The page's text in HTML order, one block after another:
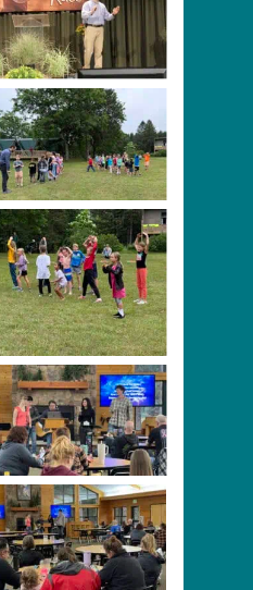
Richie Halversen
No Caption
No Caption
Young Adults
Young Adults